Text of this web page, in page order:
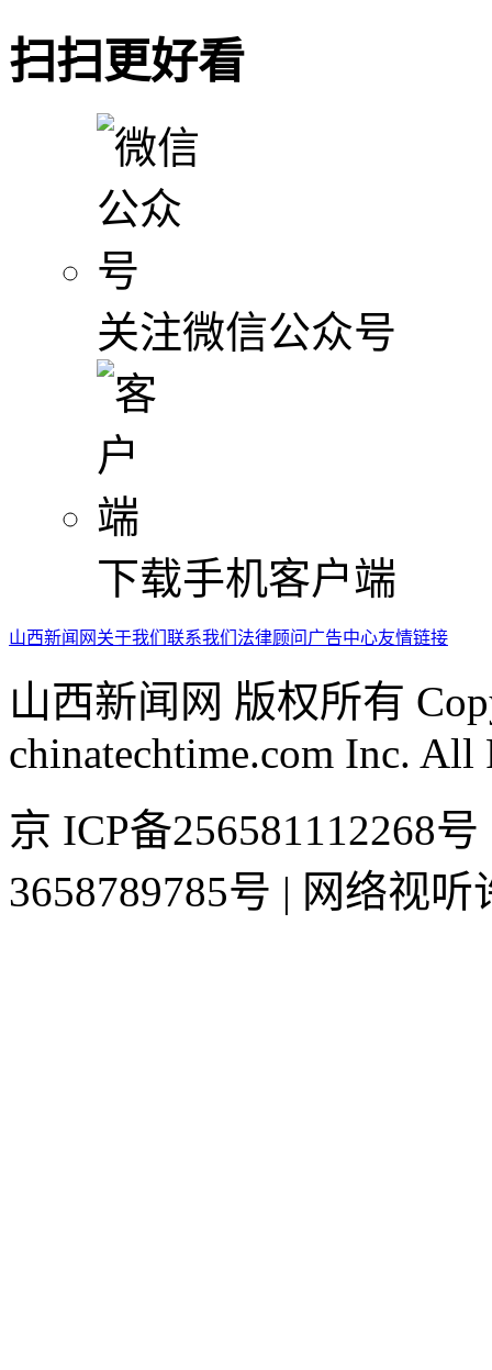
扫扫更好看
关注微信公众号
下载手机客户端
山西新闻网 关于我们 联系我们 法律顾问 广告中心友情链接
山西新闻网 版权所有
chinatechtime.com Inc. All
京 ICP备256581112268
3658789785号 | 网络视听